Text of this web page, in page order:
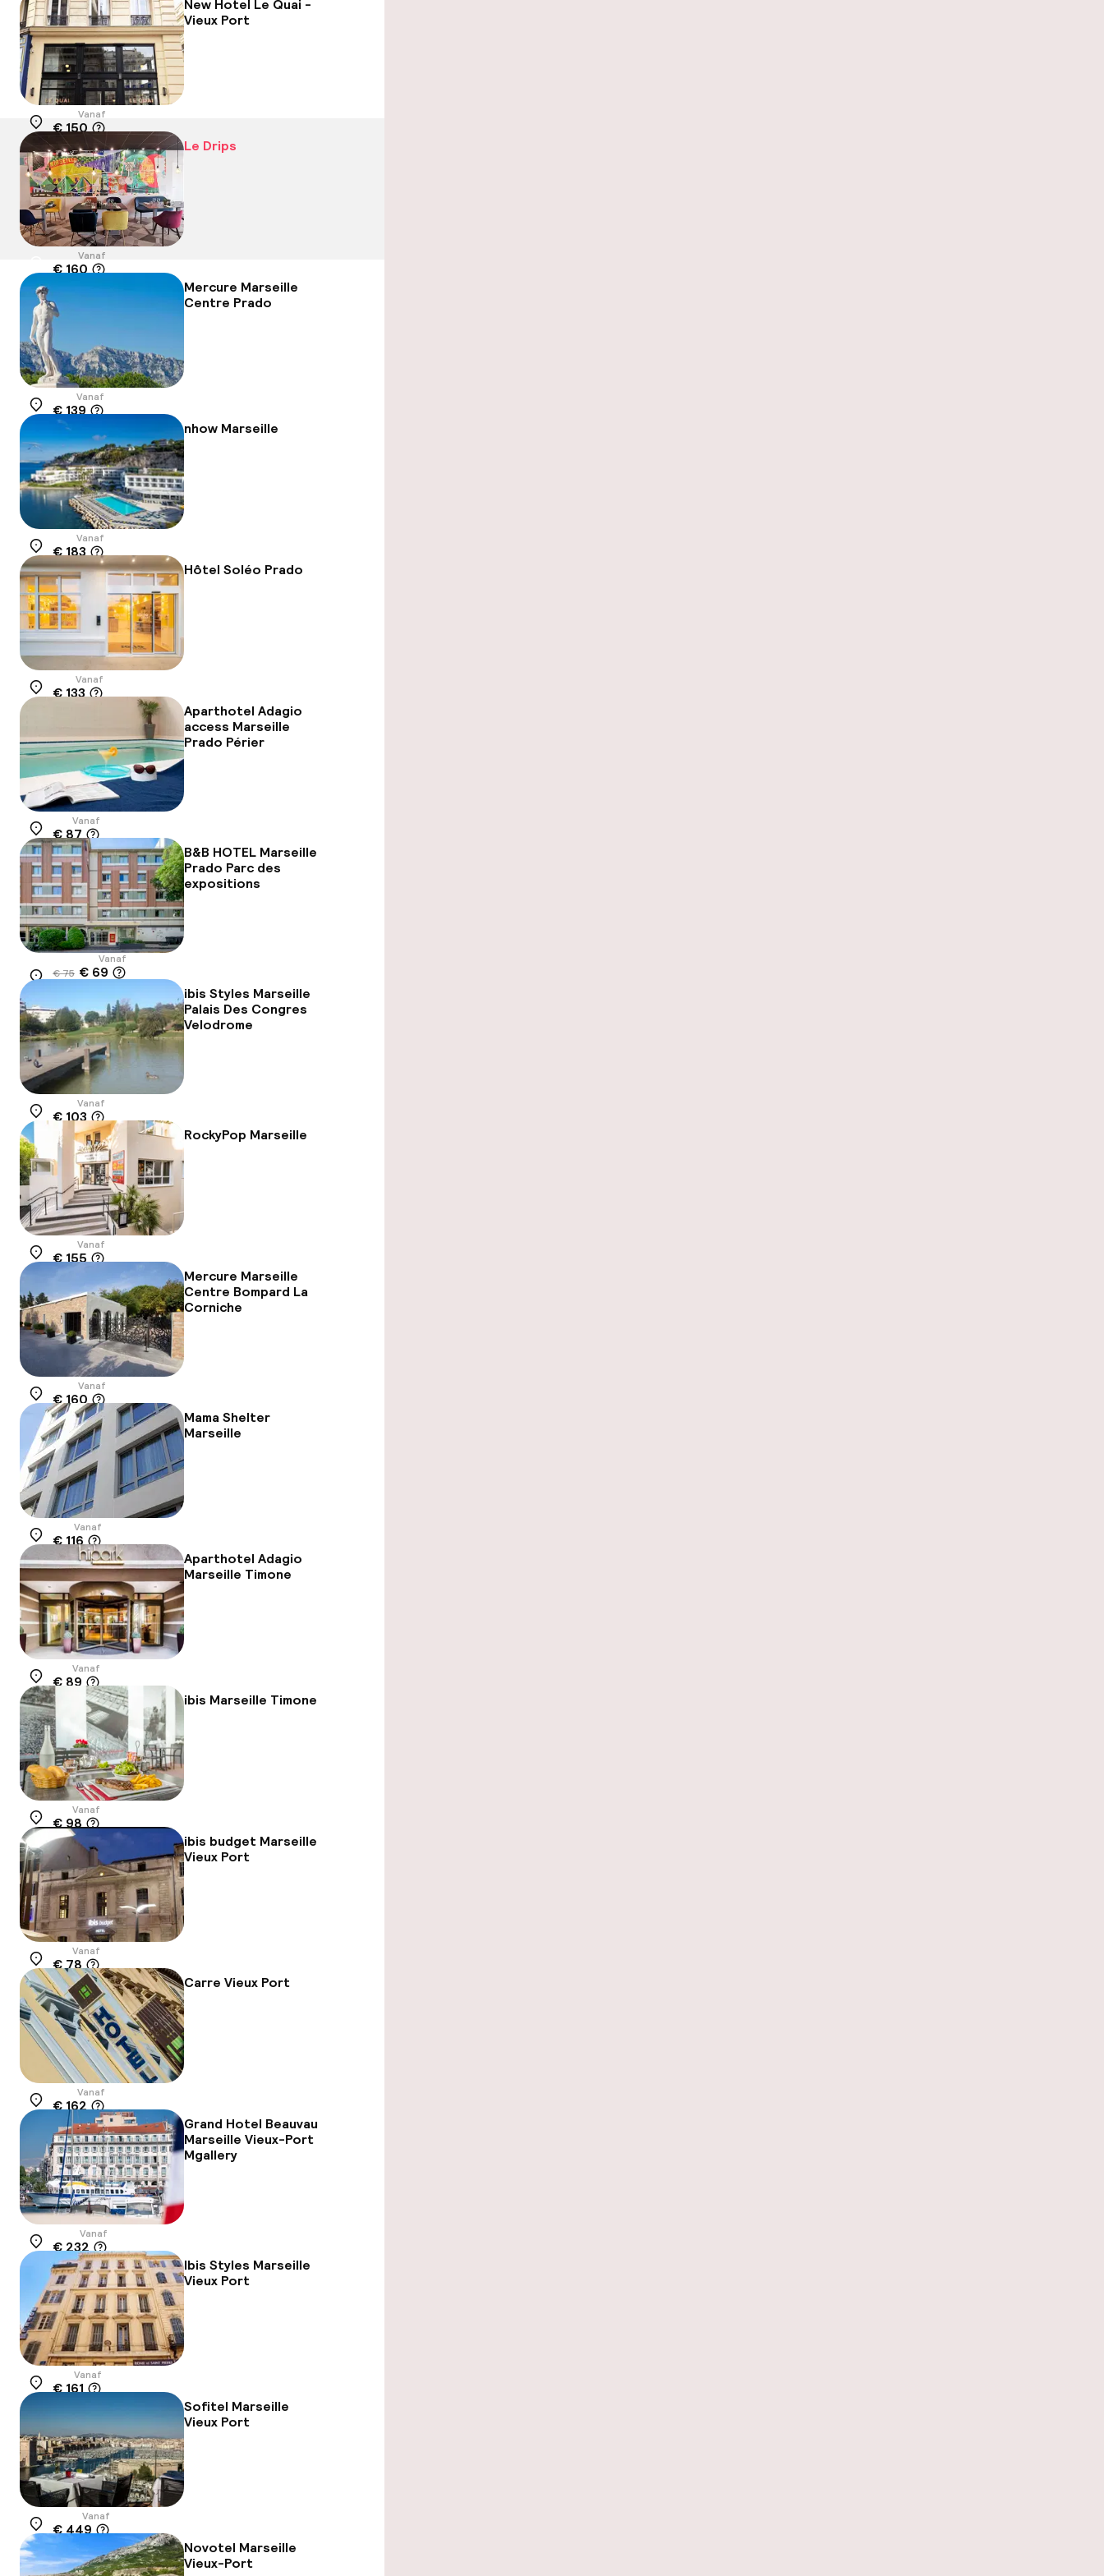
New Hotel Le Quai -
Vieux Port
Locatie
Vanaf
€ 150
Le Drips
Locatie
Vanaf
€ 160
Mercure Marseille
Centre Prado
Locatie
Vanaf
€ 139
nhow Marseille
Locatie
Vanaf
€ 183
Hôtel Soléo Prado
Locatie
Vanaf
€ 133
Aparthotel Adagio
access Marseille
Prado Périer
Locatie
Vanaf
€ 87
B&B HOTEL Marseille
Prado Parc des
expositions
Locatie
Vanaf
€ 75 € 69
ibis Styles Marseille
Palais Des Congres
Velodrome
Locatie
Vanaf
€ 103
RockyPop Marseille
Locatie
Vanaf
€ 155
Mercure Marseille
Centre Bompard La
Corniche
Locatie
Vanaf
€ 160
Mama Shelter
Marseille
Locatie
Vanaf
€ 116
Aparthotel Adagio
Marseille Timone
Locatie
Vanaf
€ 89
ibis Marseille Timone
Locatie
Vanaf
€ 98
ibis budget Marseille
Vieux Port
Locatie
Vanaf
€ 78
Carre Vieux Port
Locatie
Vanaf
€ 162
Grand Hotel Beauvau
Marseille Vieux-Port
Mgallery
Locatie
Vanaf
€ 232
Ibis Styles Marseille
Vieux Port
Locatie
Vanaf
€ 161
Sofitel Marseille
Vieux Port
Locatie
Vanaf
€ 449
Novotel Marseille
Vieux-Port